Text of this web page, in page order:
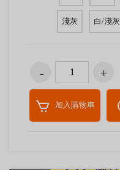
淺灰 白/淺灰
加入購物車